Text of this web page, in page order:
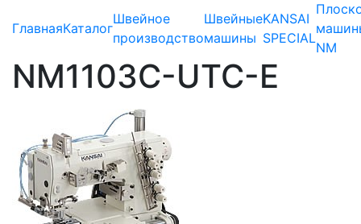
ГлавнаяКаталог
Швейное
производство
Швейные
машины
KANSAI
SPECIAL
NM
NM1103C-UTC-E